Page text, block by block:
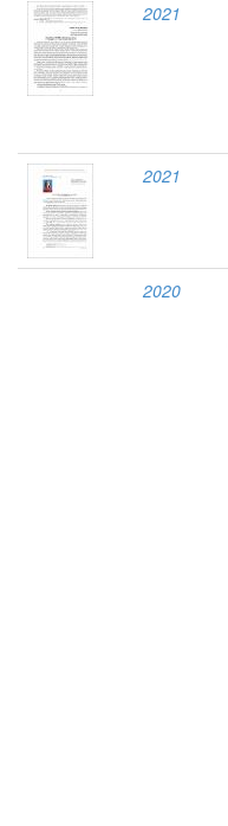
2021
2021
2020